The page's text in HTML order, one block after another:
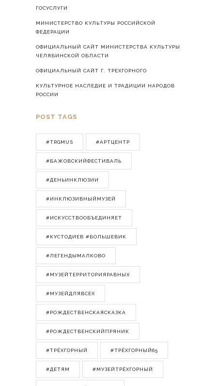
ГОСУСЛУГИ
МИНИСТЕРСТВО КУЛЬТУРЫ РОССИЙСКОЙ
ФЕДЕРАЦИИ
ОФИЦИАЛЬНЫЙ САЙТ МИНИСТЕРСТВА КУЛЬТУРЫ
ЧЕЛЯБИНСКОЙ ОБЛАСТИ
ОФИЦИАЛЬНЫЙ САЙТ Г. ТРЕХГОРНОГО
КУЛЬТУРНОЕ НАСЛЕДИЕ И ТРАДИЦИИ НАРОДОВ
РОССИИ
POST TAGS
#TRGMUS #АРТЦЕНТР
#БАЖОВСКИЙФЕСТИВАЛЬ
#ДЕНЬИНКЛЮЗИИ
#ИНКЛЮЗИВНЫЙМУЗЕЙ
#ИСКУССТВООБЪЕДИНЯЕТ
#КУСТОДИЕВ #БОЛЬШЕВИК
#ЛЕГЕНДЫМАЛКОВО
#МУЗЕЙТЕРРИТОРИЯРАВНЫХ
#МУЗЕЙДЛЯВСЕХ
#РОЖДЕСТВЕНСКАЯСКАЗКА
#РОЖДЕСТВЕНСКИЙПРЯНИК
#ТРЁХГОРНЫЙ #ТРЁХГОРНЫЙ65
#ДЕТЯМ #МУЗЕЙТРЁХГОРНЫЙ